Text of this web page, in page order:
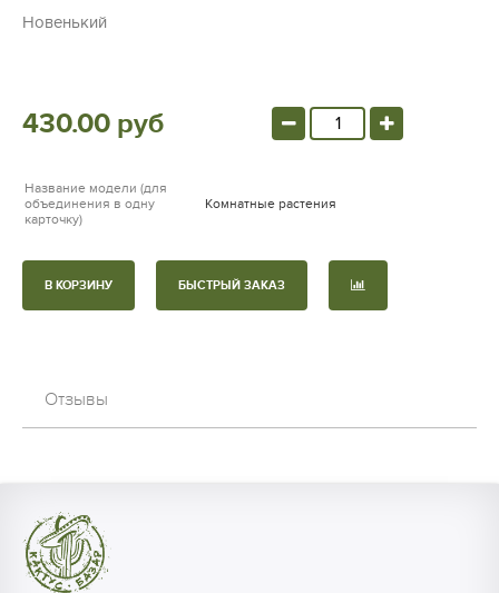
Новенький
430.00 руб
Название модели (для
объединения в одну
карточку)
Комнатные растения
В КОРЗИНУ БЫСТРЫЙ ЗАКАЗ
Отзывы